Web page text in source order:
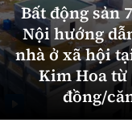
Bất động sản
Nội hướng
nhà ở xã hội
Kim Hoa từ
đồng/